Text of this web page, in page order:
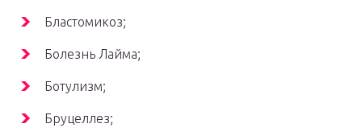
Бластомикоз;
Болезнь Лайма;
Ботулизм;
Бруцеллез;